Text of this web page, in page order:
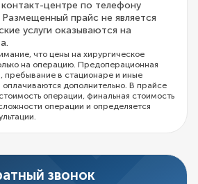
контакт-центре по телефону
Размещенный прайс не является
услуги оказываются на
что цены на хирургическое
на операцию. Предоперационная
пребывание в стационаре и иные
оплачиваются дополнительно. В прайсе
операции, финальная стоимость
операции и определяется
звонок